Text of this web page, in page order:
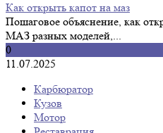
Как открыть капот на маз
Пошаговое объяснение, как
МАЗ разных моделей,...
0
11.07.2025
Карбюратор
Кузов
Мотор